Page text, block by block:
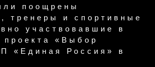
поощрены
тренеры и спортивные
участвовавшие в
проекта «Выбор
«Единая Россия» в